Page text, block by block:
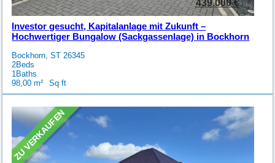
439.000 €
Investor gesucht, Kapitalanlage mit Zukunft –
Hochwertiger Bungalow (Sackgassenlage) in Bockhorn
Bockhorn, ST 26345
2Beds
1Baths
98,00
Sq ft
ZU VERKAUFEN